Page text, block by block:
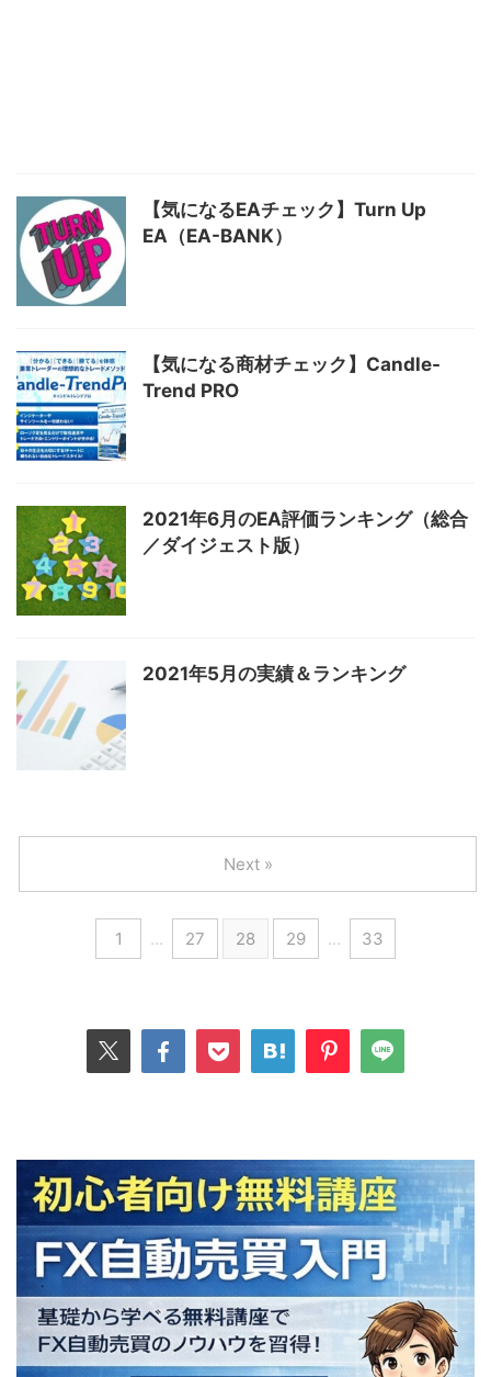
【気になるEAチェック】Turn Up
EA（EA-BANK）
【気になる商材チェック】Candle-
Trend PRO
2021年6月のEA評価ランキング（総合
／ダイジェスト版）
2021年5月の実績＆ランキング
1 … 27 28 29 … 33
Next »